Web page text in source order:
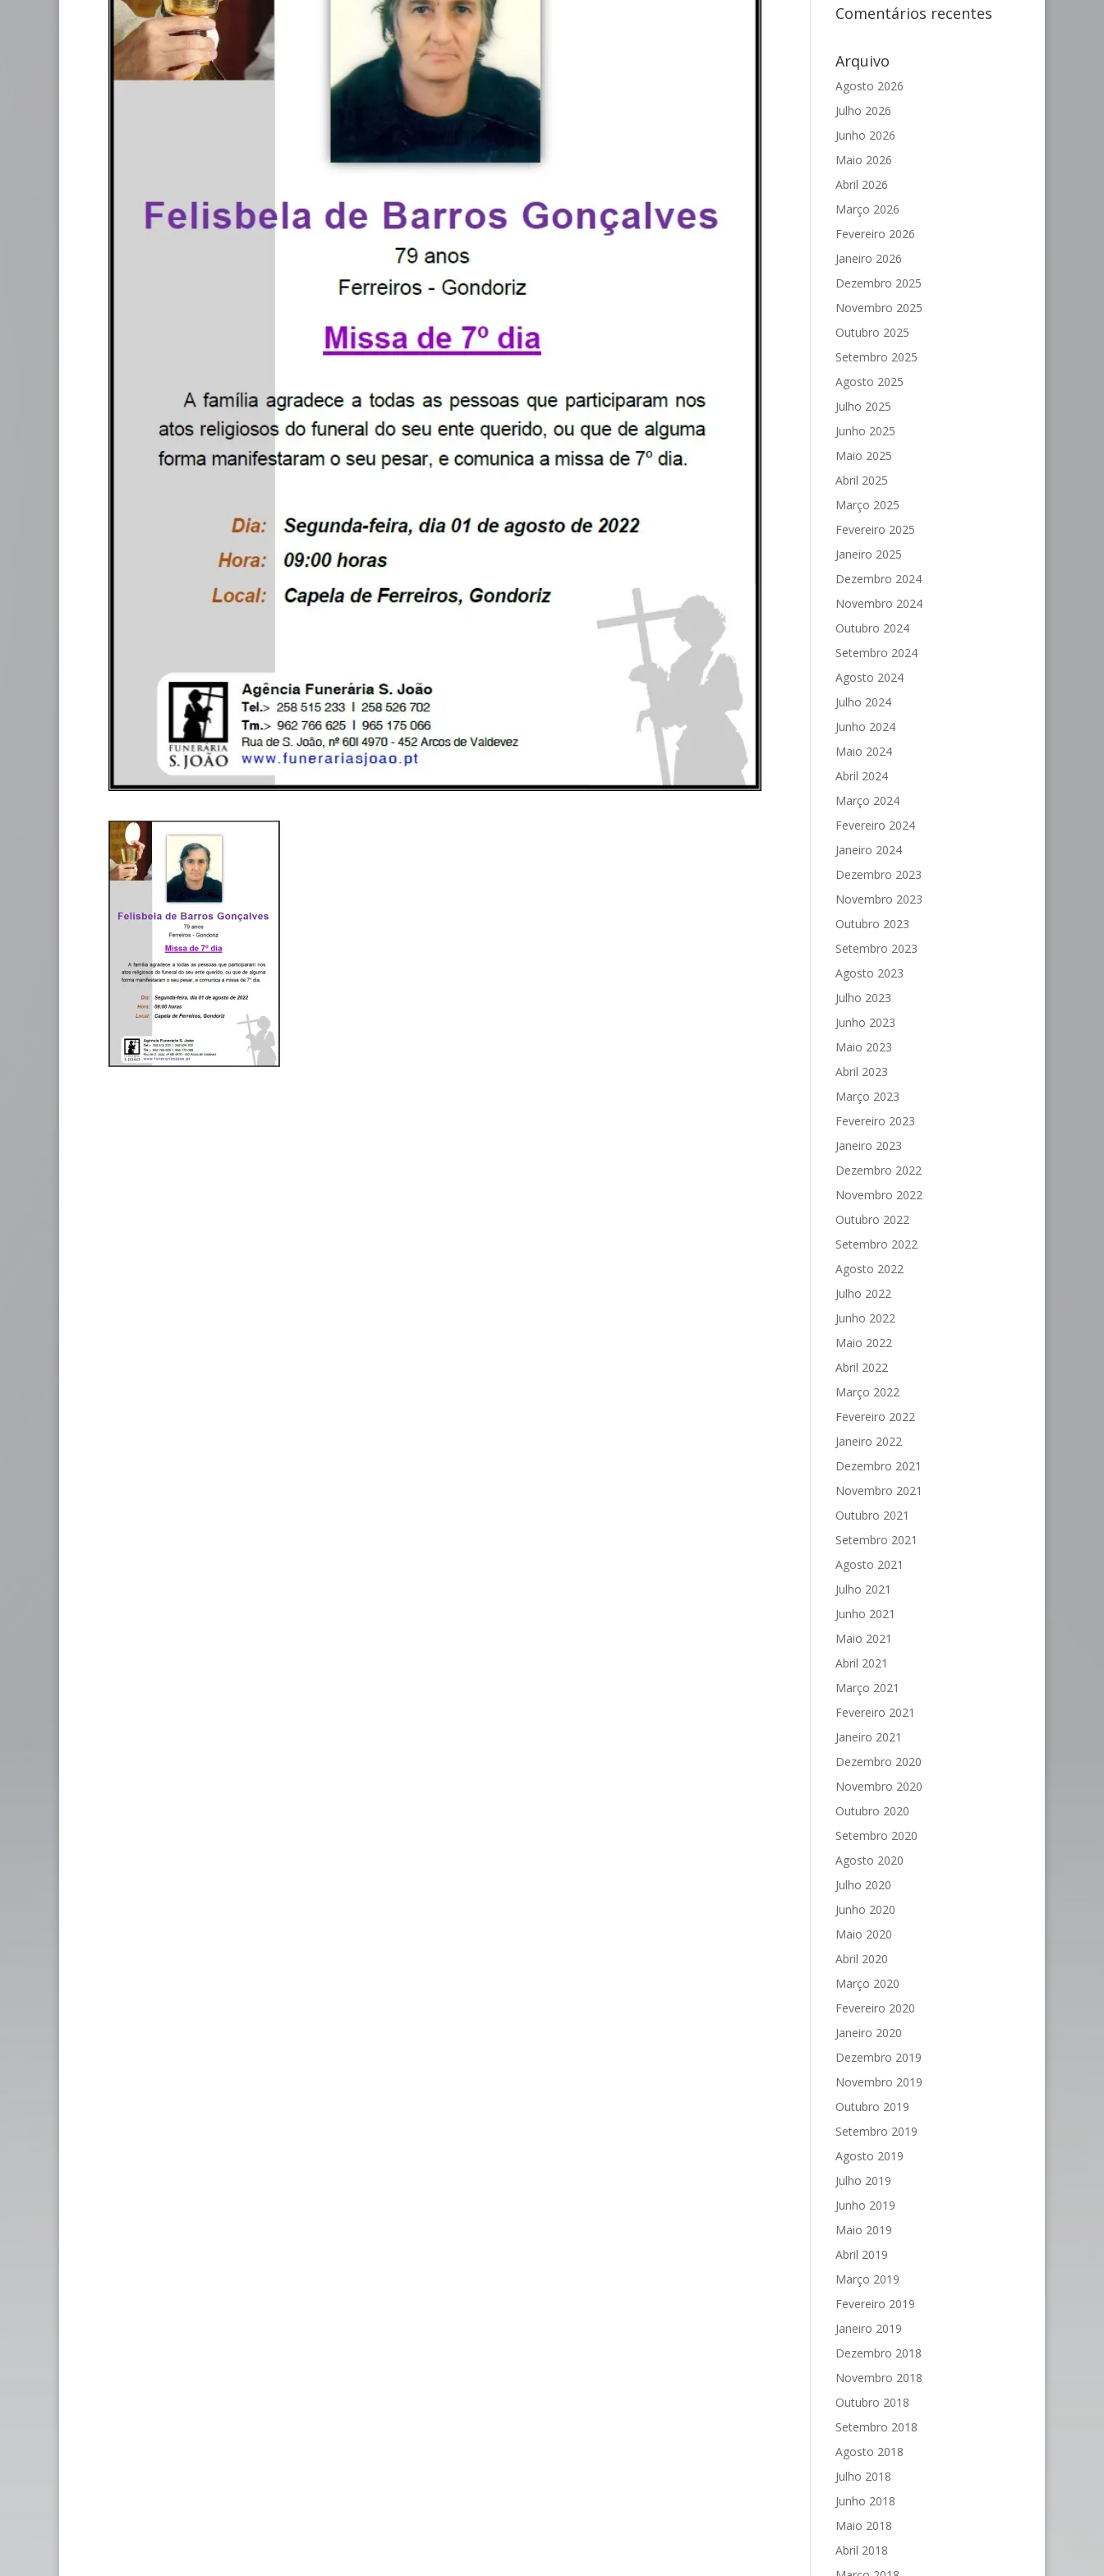
Comentários recentes
Arquivo
Agosto 2026
Julho 2026
Junho 2026
Maio 2026
Abril 2026
Março 2026
Fevereiro 2026
Janeiro 2026
Dezembro 2025
Novembro 2025
Outubro 2025
Setembro 2025
Agosto 2025
Julho 2025
Junho 2025
Maio 2025
Abril 2025
Março 2025
Fevereiro 2025
Janeiro 2025
Dezembro 2024
Novembro 2024
Outubro 2024
Setembro 2024
Agosto 2024
Julho 2024
Junho 2024
Maio 2024
Abril 2024
Março 2024
Fevereiro 2024
Janeiro 2024
Dezembro 2023
Novembro 2023
Outubro 2023
Setembro 2023
Agosto 2023
Julho 2023
Junho 2023
Maio 2023
Abril 2023
Março 2023
Fevereiro 2023
Janeiro 2023
Dezembro 2022
Novembro 2022
Outubro 2022
Setembro 2022
Agosto 2022
Julho 2022
Junho 2022
Maio 2022
Abril 2022
Março 2022
Fevereiro 2022
Janeiro 2022
Dezembro 2021
Novembro 2021
Outubro 2021
Setembro 2021
Agosto 2021
Julho 2021
Junho 2021
Maio 2021
Abril 2021
Março 2021
Fevereiro 2021
Janeiro 2021
Dezembro 2020
Novembro 2020
Outubro 2020
Setembro 2020
Agosto 2020
Julho 2020
Junho 2020
Maio 2020
Abril 2020
Março 2020
Fevereiro 2020
Janeiro 2020
Dezembro 2019
Novembro 2019
Outubro 2019
Setembro 2019
Agosto 2019
Julho 2019
Junho 2019
Maio 2019
Abril 2019
Março 2019
Fevereiro 2019
Janeiro 2019
Dezembro 2018
Novembro 2018
Outubro 2018
Setembro 2018
Agosto 2018
Julho 2018
Junho 2018
Maio 2018
Abril 2018